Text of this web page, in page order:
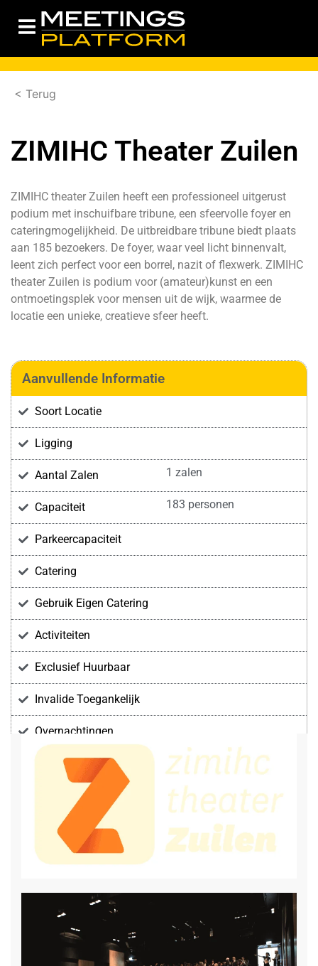
< Terug
ZIMIHC Theater Zuilen
ZIMIHC theater Zuilen heeft een professioneel uitgerust
podium met inschuifbare tribune, een sfeervolle foyer en
cateringmogelijkheid. De uitbreidbare tribune biedt plaats
aan 185 bezoekers. De foyer, waar veel licht binnenvalt,
leent zich perfect voor een borrel, nazit of flexwerk. ZIMIHC
theater Zuilen is podium voor (amateur)kunst en een
ontmoetingsplek voor mensen uit de wijk, waarmee de
locatie een unieke, creatieve sfeer heeft.
Aanvullende Informatie
Soort Locatie
Ligging
Aantal Zalen 1 zalen
Capaciteit 183 personen
Parkeercapaciteit
Catering
Gebruik Eigen Catering
Activiteiten
Exclusief Huurbaar
Invalide Toegankelijk
Overnachtingen
Voorzieningen